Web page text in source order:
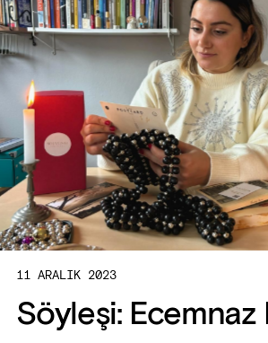
11 ARALIK 2023
Söyleşi: Ecemnaz